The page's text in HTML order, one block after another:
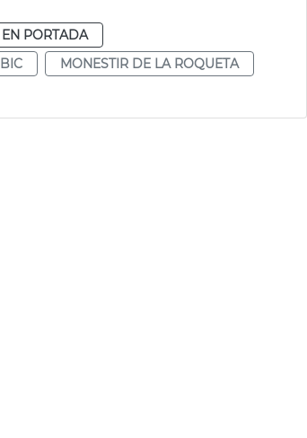
EN PORTADA
BIC
MONESTIR DE LA ROQUETA